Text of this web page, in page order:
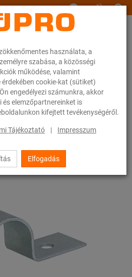
használata, a
szabása, a közösségi
működése, valamint
cookie-kat (sütiket)
engedélyezi számunkra, akkor
és elemzőpartnereinket is
kifejtett tevékenységéről.
Tájékoztató | Impresszum
Elfogadás
Csőbilincsek Csőkapcsok
52 / 54